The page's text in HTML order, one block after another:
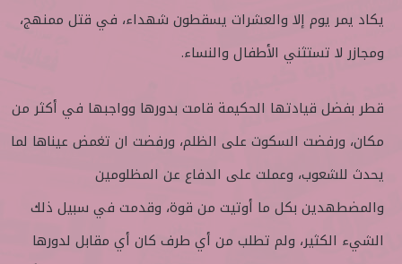
يكاد يمر يوم إلا والعشرات يسقطون شهداء، في قتل ممنهج،
ومجازر لا تستثني الأطفال والنساء.
قطر بفضل قيادتها الحكيمة قامت بدورها وواجبها في أكثر من
مكان، ورفضت السكوت على الظلم، ورفضت ان تغمض عيناها لما
يحدث للشعوب، وعملت على الدفاع عن المظلومين
والمضطهدين بكل ما أوتيت من قوة، وقدمت في سبيل ذلك
الشيء الكثير، ولم تطلب من أي طرف كان أي مقابل لدورها